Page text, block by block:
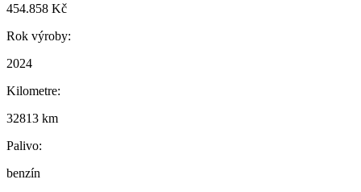
454.858 Kč
Rok výroby:
2024
Kilometre:
32813 km
Palivo:
benzín